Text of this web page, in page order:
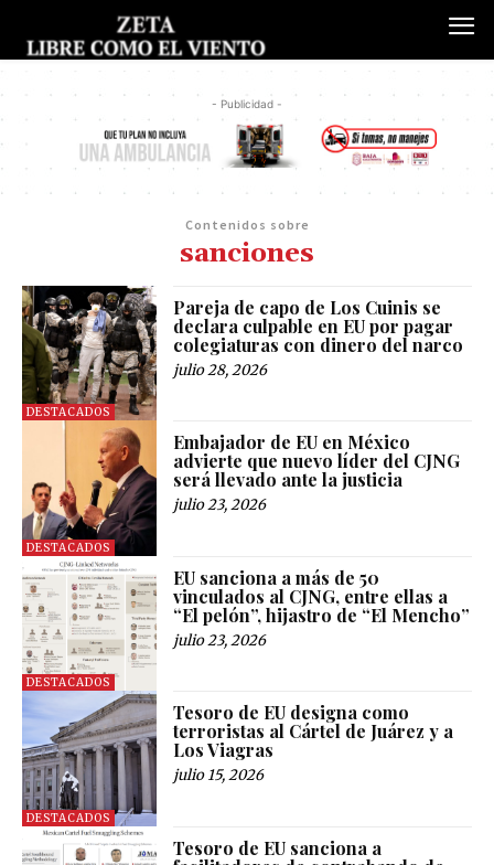
- Publicidad -
Contenidos sobre
sanciones
DESTACADOS
Pareja de capo de Los Cuinis se
declara culpable en EU por pagar
colegiaturas con dinero del narco
julio 28, 2026
DESTACADOS
Embajador de EU en México
advierte que nuevo líder del CJNG
será llevado ante la justicia
julio 23, 2026
DESTACADOS
EU sanciona a más de 50
vinculados al CJNG, entre ellas a
“El pelón”, hijastro de “El Mencho”
julio 23, 2026
DESTACADOS
Tesoro de EU designa como
terroristas al Cártel de Juárez y a
Los Viagras
julio 15, 2026
Tesoro de EU sanciona a